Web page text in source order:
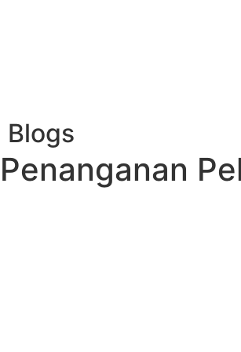
Blogs
Penanganan